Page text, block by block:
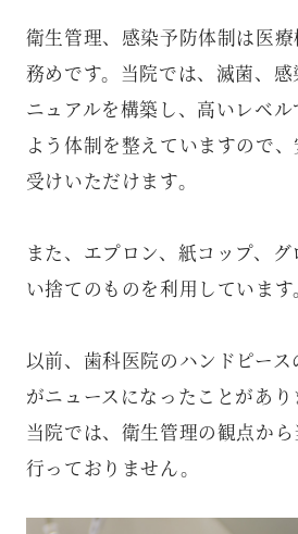
衛生管理、感染予防体制は医
務めです。当院では、滅菌、
ニュアルを構築し、高いレベ
よう体制を整えていますので
受けいただけます。
また、エプロン、紙コップ、
い捨てのものを利用しています。
以前、歯科医院のハンドピー
がニュースになったことがあり
当院では、衛生管理の観点か
行っておりません。